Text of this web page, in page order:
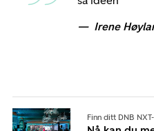
Irene
Finn ditt DNB